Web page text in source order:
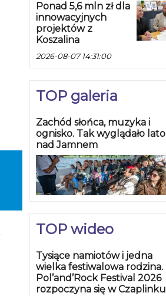
Ponad 5,6 mln zł dla
innowacyjnych
projektów z
Koszalina
2026-08-07 14:31:00
TOP galeria
Zachód słońca, muzyka i
ognisko. Tak wyglądało lato
nad Jamnem
TOP wideo
Tysiące namiotów i jedna
wielka festiwalowa rodzina.
Pol’and’Rock Festival 2026
rozpoczyna się w Czaplinku